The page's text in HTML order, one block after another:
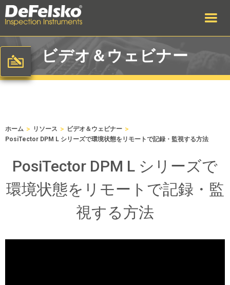
ビデオ＆ウェビナー
ホーム > リソース > ビデオ＆ウェビナー >
PosiTector DPM L シリーズで環境状態をリモートで記録・監視する方法
PosiTector DPM L シリーズで
環境状態をリモートで記録・監
視する方法